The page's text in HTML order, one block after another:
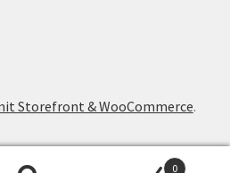
Storefront & WooCommerce.
0